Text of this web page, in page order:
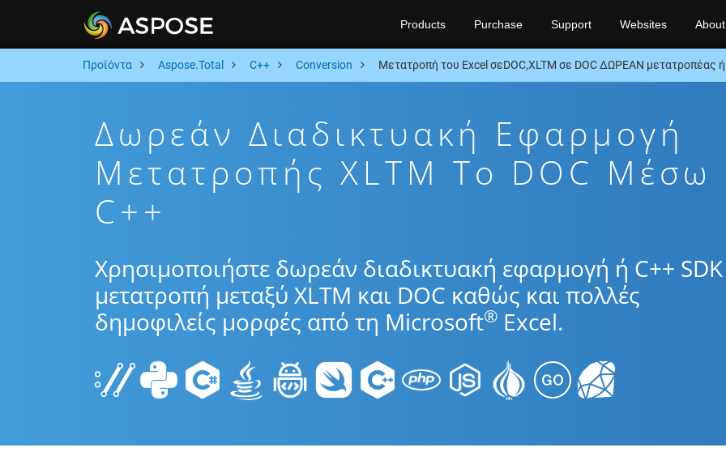
Products Purchase Support Websites About
Προϊόντα Aspose.Total C++ Conversion Μετατροπή του Excel σεDOC,XLTM σε DOC ΔΩΡΕΑΝ μετατροπέας ή
Δωρεάν Διαδικτυακή Εφαρμογή
Μετατροπής XLTM To DOC Μέσω
C++
Χρησιμοποιήστε δωρεάν διαδικτυακή εφαρμογή ή C++ SDK
μετατροπή μεταξύ XLTM και DOC καθώς και πολλές
δημοφιλείς μορφές από τη Microsoft® Excel.